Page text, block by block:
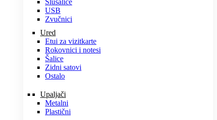
Slušalice
USB
Zvučnici
Ured
Etui za vizitkarte
Rokovnici i notesi
Šalice
Zidni satovi
Ostalo
Upaljači
Metalni
Plastični